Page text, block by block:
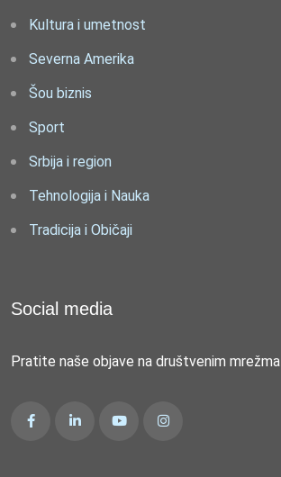
Kultura i umetnost
Severna Amerika
Šou biznis
Sport
Srbija i region
Tehnologija i Nauka
Tradicija i Običaji
Social media
Pratite naše objave na društvenim mrežma